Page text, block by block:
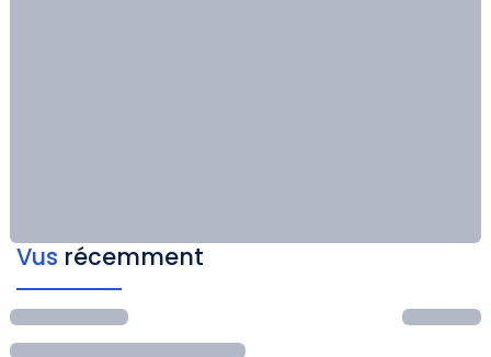
Vus récemment